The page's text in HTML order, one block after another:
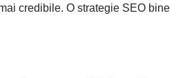
credibile. O strategie SEO bine